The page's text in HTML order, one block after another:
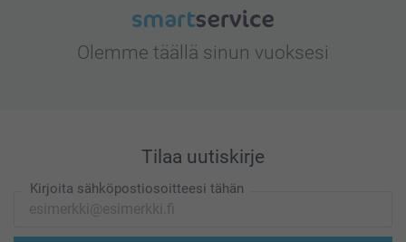
Olemme täällä sinun vuoksesi
Tilaa uutiskirje
Kirjoita sähköpostiosoitteesi tähän